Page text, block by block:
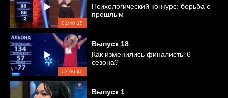
01:40:15
Психологический конкурс: борьба с
прошлым
03:00:40
Выпуск 18
Как изменились финалисты 6
сезона?
Выпуск 1